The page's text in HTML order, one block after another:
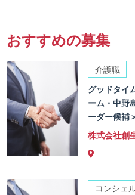
おすすめの募集
介護職
グッドタイ
ーム・中野
ーダー候補
株式会社創
コンシェ